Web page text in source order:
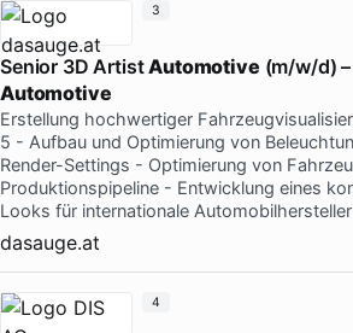
Senior 3D ArtistAutomotive (m/w/d) –
Automotive
Erstellung hochwertiger
5 - Aufbau und Optimierung von
Render-Settings - Optimierung von
Produktionspipeline - Entwicklung eines
Looks für internationale Automobilhersteller
dasauge.at
3
4